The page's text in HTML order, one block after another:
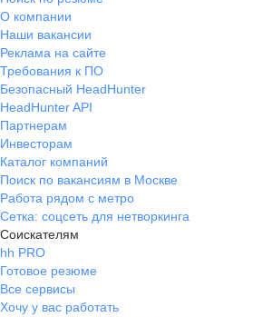
О компании
Наши вакансии
Реклама на сайте
Требования к ПО
Безопасный HeadHunter
HeadHunter API
Партнерам
Инвесторам
Каталог компаний
Поиск по вакансиям в Москве
Работа рядом с метро
Сетка: соцсеть для нетворкинга
Соискателям
hh PRO
Готовое резюме
Все сервисы
Хочу у вас работать